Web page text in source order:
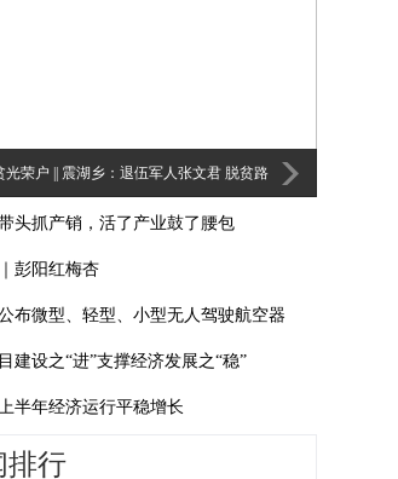
光荣户 || 震湖乡：退伍军人张文君 脱贫路
上“领头羊”
头抓产销，活了产业鼓了腰包
彭阳红梅杏
布微型、轻型、小型无人驾驶航空器
范围
建设之“进”支撑经济发展之“稳”
半年经济运行平稳增长
排行